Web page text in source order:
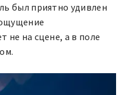
был приятно удивлен
не на сцене, а в поле